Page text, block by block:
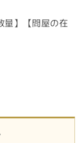
】【問屋の在